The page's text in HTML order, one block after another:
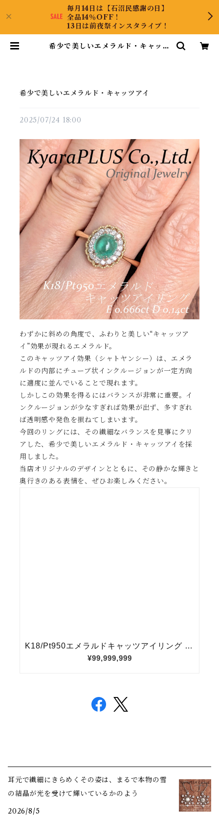
毎月14日は【石沼民感謝の日】
全品14％OFF！
13日は前夜祭インスタライブ！
希少で美しいエメラルド・キャッツ
希少で美しいエメラルド・キャッツアイ
2025/07/24 18:00
わずかに斜めの角度で、ふわりと美しい“キャッツア
イ”効果が現れるエメラルド。
このキャッツアイ効果（シャトヤンシー）は、エメラ
ルドの内部にチューブ状インクルージョンが一定方向
に適度に並んでいることで現れます。
しかしこの効果を得るにはバランスが非常に重要。イ
ンクルージョンが少なすぎれば効果が出ず、多すぎれ
ば透明感や発色を損ねてしまいます。
今回のリングには、その繊細なバランスを見事にクリ
アした、希少で美しいエメラルド・キャッツアイを採
用しました。
当店オリジナルのデザインとともに、その静かな輝きと
奥行きのある表情を、ぜひお楽しみください。
耳元で繊細にきらめくその姿は、まるで本物の雪
の結晶が光を受けて輝いているかのよう
2026/8/5